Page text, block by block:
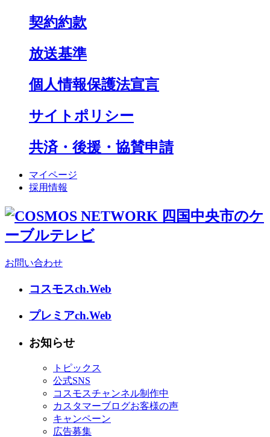
契約約款
放送基準
個人情報保護法宣言
サイトポリシー
共済・後援・協賛申請
マイページ
採用情報
お問い合わせ
コスモスch.Web
プレミアch.Web
お知らせ
トピックス
公式SNS
コスモスチャンネル制作中
カスタマーブログお客様の声
キャンペーン
広告募集